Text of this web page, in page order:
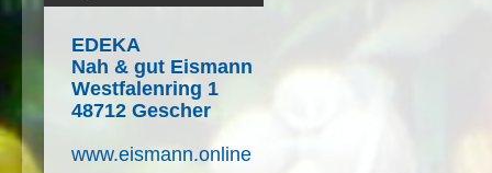
EDEKA
Nah & gut Eismann
Westfalenring 1
48712 Gescher
www.eismann.online